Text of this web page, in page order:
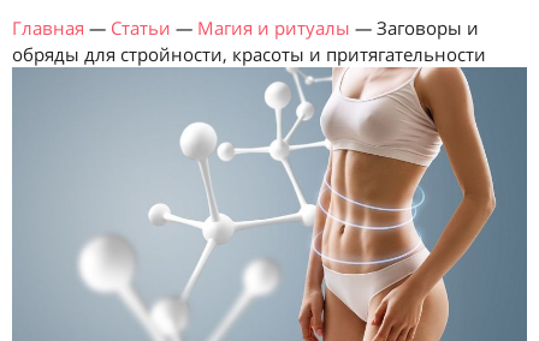
Главная — Статьи — Магия и ритуалы — Заговоры и
обряды для стройности, красоты и притягательности